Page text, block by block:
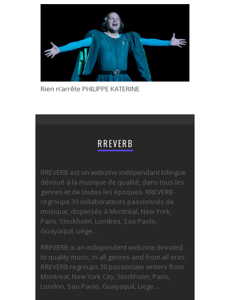
Rien n’arrête PHILIPPE KATERINE
RREVERB
RREVERB est un webzine indépendant bilingue
dévoué à la musique de qualité, dans tous les
genres et de toutes les époques. RREVERB
regroupe 30 collaborateurs passionnés de
musique, dispersés à Montréal, New York,
Paris, Stockholm, Londres, Sao Paolo,
Guayaquil, Liège...
RREVERB is an independent webzine devoted
to quality music, in all genres and from all eras.
RREVERB regroups 30 passionate writers from
Montreal, New York City, Stockholm, Paris,
London, Sao Paolo, Guayaquil, Liege...